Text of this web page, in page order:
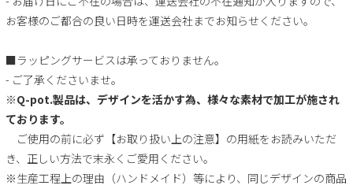
お客様のご都合の良い日時を運送会社までお知らせください。
■ラッピングサービスは承っておりません。
- ご了承くださいませ。
※Q-pot.製品は、デザインを活かす為、様々な素材で加工が施され
ております。
ご使用の前に必ず【お取り扱い上の注意】の用紙をお読みいただ
き、正しい方法で末永くご愛用ください。
※生産工程上の理由（ハンドメイド）等により、同じデザインの商品